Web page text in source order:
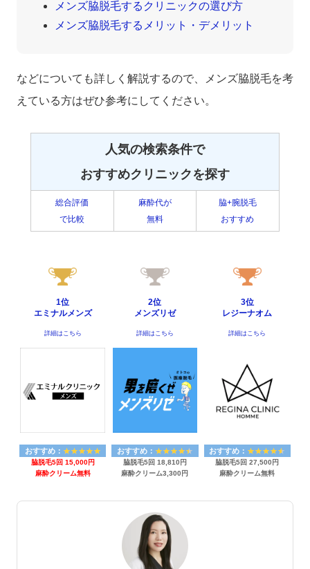
メンズ脇脱毛するクリニックの選び方
メンズ脇脱毛するメリット・デメリット
などについても詳しく解説するので、メンズ脇脱毛を考
えている方はぜひ参考にしてください。
人気の検索条件で
おすすめクリニックを探す
総合評価
で比較
麻酔代が
無料
脇+腕脱毛
おすすめ
1位
エミナルメンズ
詳細はこちら
おすすめ：
脇脱毛5回 15,000円
麻酔クリーム無料
2位
メンズリゼ
詳細はこちら
おすすめ：
脇脱毛5回 18,810円
麻酔クリーム3,300円
3位
レジーナオム
詳細はこちら
おすすめ：
脇脱毛5回 27,500円
麻酔クリーム無料